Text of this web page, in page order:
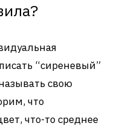
“сиреневый”
свою
что
что-то среднее